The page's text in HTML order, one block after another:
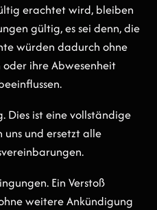
erachtet wird, bleiben
gültig, es sei denn, die
würden dadurch ohne
ihre Abwesenheit
Dies ist eine vollständige
uns und ersetzt alle
Ein Verstoß
weitere Ankündigung